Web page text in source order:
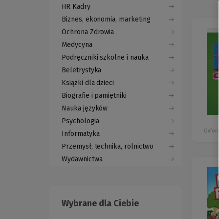
HR Kadry
Biznes, ekonomia, marketing
Ochrona Zdrowia
Medycyna
Podręczniki szkolne i nauka
Beletrystyka
Książki dla dzieci
Biografie i pamiętniki
Nauka języków
Psychologia
Informatyka
Przemysł, technika, rolnictwo
Wydawnictwa
Wybrane dla Ciebie